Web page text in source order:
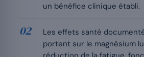
un bénéfice clinique établi.
Les effets santé
portent sur le magnésium